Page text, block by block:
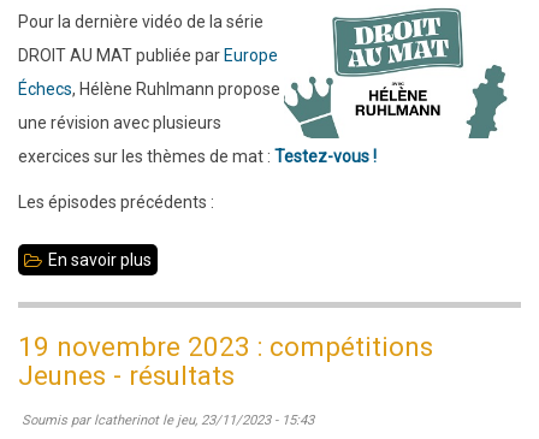
en
équipes
et/ou
en
individuel
Pour la dernière vidéo de la série
DROIT AU MAT publiée parEurope
Échecs, Hélène Ruhlmann propose
une révision avec plusieurs
exercices sur les thèmes de mat : Testez-vous !
Les épisodes précédents :
En savoir plus
:
au
19 novembre 2023 : compétitions
Jeunes - résultats
Soumis par lcatherinotle jeu, 23/11/2023 - 15:43